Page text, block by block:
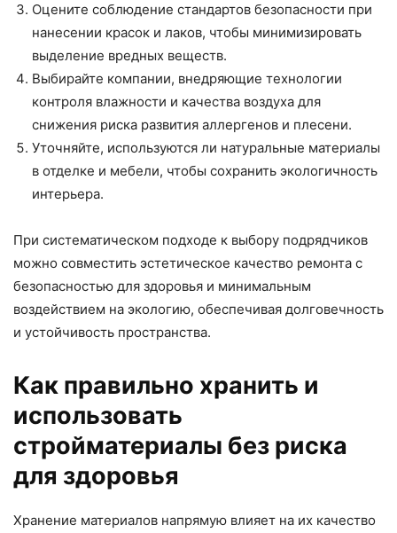
Оцените соблюдение стандартов безопасности при
нанесении красок и лаков, чтобы минимизировать
выделение вредных веществ.
Выбирайте компании, внедряющие технологии
контроля влажности и качества воздуха для
снижения риска развития аллергенов и плесени.
Уточняйте, используются ли натуральные материалы
в отделке и мебели, чтобы сохранить экологичность
интерьера.
При систематическом подходе к выбору подрядчиков
можно совместить эстетическое качество ремонта с
безопасностью для здоровья и минимальным
воздействием на экологию, обеспечивая долговечность
и устойчивость пространства.
Как правильно хранить и
использовать
стройматериалы без риска
для здоровья
Хранение материалов напрямую влияет на их качество